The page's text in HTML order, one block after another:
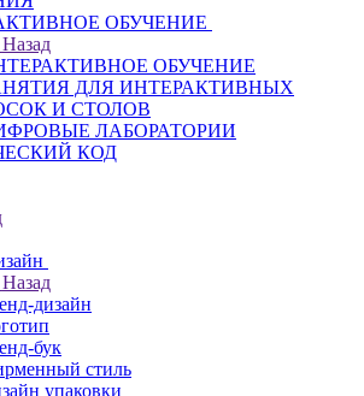
ОБУЧЕНИЕ
Назад
ОБУЧЕНИЕ
ДЛЯ ИНТЕРАКТИВНЫХ
И СТОЛОВ
ЛАБОРАТОРИИ
КОД
Назад
дизайн
бук
стиль
упаковки